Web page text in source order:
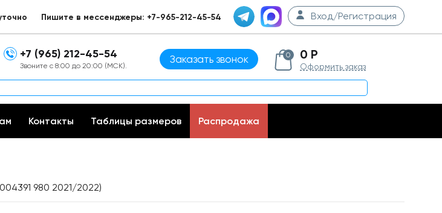
Пишите в мессенджеры: +7-965-212-45-54 Вход/Регистрация
+7 (965) 212-45-54
Звоните с 8:00 до 20:00 (МСК).
Заказать звонок 0 0 Р
Оформить заказ
Контакты Таблицы размеров Распродажа
980 2021/2022)